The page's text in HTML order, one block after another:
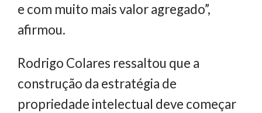
e com muito mais valor agregado”,
afirmou.
Rodrigo Colares ressaltou que a
construção da estratégia de
propriedade intelectual deve começar